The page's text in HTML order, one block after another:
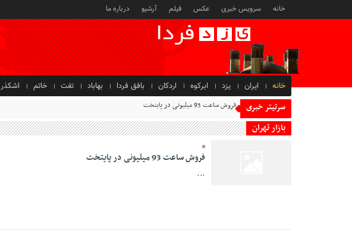
خانه سرویس خبری عکس فیلم آرشیو درباره ما
خانه ایران یزد ابرکوه اردکان بافق فردا بهاباد تفت خاتم اشکذر
سرتیتر خبری فروش ساعت 93 میلیونی در پایتخت
بازار تهران
فروش ساعت 93 میلیونی در پایتخت
...